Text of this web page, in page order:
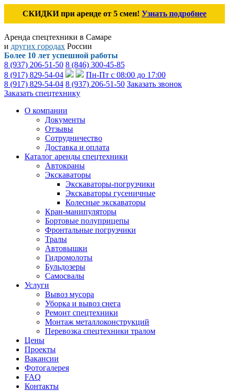
СКИДКИ при аренде от 5 смен! Узнать подробнее
Аренда спецтехники в Самаре
и других городах России
Более 10 лет успешной работы
8 (937) 206-51-50 8 (846) 300-45-85
8 (917) 829-54-04
Пн-Пт с 08:00 до 17:00
8 (917) 829-54-04 8 (937) 206-51-50 Заказать звонок
Заказать спецтехнику
О компании
Документы
Отзывы
Сотрудничество
Доставка и оплата
Каталог аренды спецтехники
Автокраны
Экскаваторы
Экскаваторы-погрузчики
Экскаваторы гусеничные
Колесные экскаваторы
Кран-манипуляторы
Бортовые полуприцепы
Фронтальные погрузчики
Тралы
Автовышки
Гидромолоты
Бульдозеры
Самосвалы
Услуги
Вывоз мусора
Уборка и вывоз снега
Ремонт спецтехники
Монтаж металлоконструкций
Перевозка спецтехники тралом
Цены
Проекты
Вакансии
Фотогалерея
FAQ
Контакты